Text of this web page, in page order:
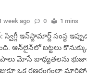
week ago 0 1 mins
ఇన్‌స్టామార్ట్ సంస్థ
ఆన్‌లైన్‌లో బట్టలు
మోసే బాధ్యతలను
ఒక రణరంగంలా